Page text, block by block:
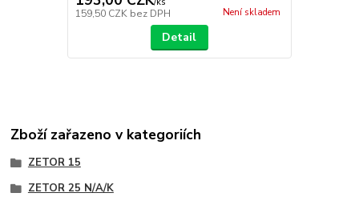
159,50 CZK bez DPH Není skladem
Detail
Zboží zařazeno v kategoriích
ZETOR 15
ZETOR 25 N/A/K